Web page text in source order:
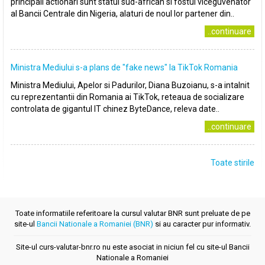
al Bancii Centrale din Nigeria, alaturi de noul lor partener din..
..continuare
Ministra Mediului s-a plans de ″fake news″ la TikTok Romania
Ministra Mediului, Apelor si Padurilor, Diana Buzoianu, s-a intalnit
cu reprezentantii din Romania ai TikTok, reteaua de socializare
controlata de gigantul IT chinez ByteDance, releva date..
..continuare
Toate stirile
Toate informatiile referitoare la cursul valutar BNR sunt preluate de pe
site-ul Bancii Nationale a Romaniei (BNR) si au caracter pur informativ.
Site-ul curs-valutar-bnr.ro nu este asociat in niciun fel cu site-ul Bancii
Nationale a Romaniei